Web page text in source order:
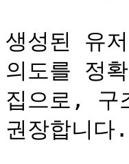
생성된 유
의도를 정
집으로, 구
권장합니다.